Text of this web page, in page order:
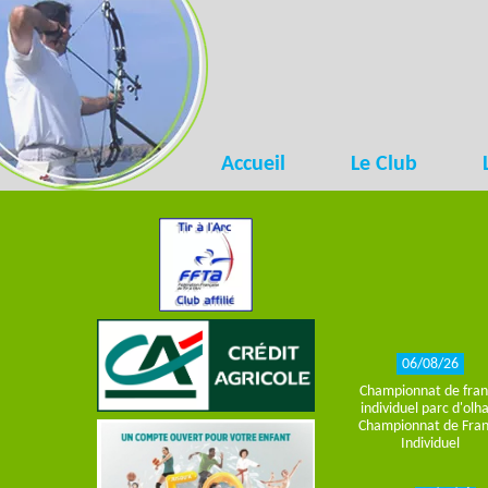
Accueil Le Club
06/08/26
championnat de france
individuel parc
Championnat de
Individuel